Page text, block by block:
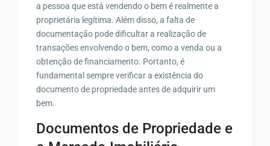
a pessoa que está vendendo o bem é realmente a
proprietária legítima. Além disso, a falta de
documentação pode dificultar a realização de
transações envolvendo o bem, como a venda ou a
obtenção de financiamento. Portanto, é
fundamental sempre verificar a existência do
documento de propriedade antes de adquirir um
bem.
Documentos de Propriedade e